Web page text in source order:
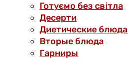
Готуємо без світла
Десерти
Диетические блюда
Вторые блюда
Гарниры